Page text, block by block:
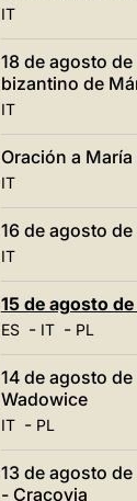
IT
18 de agosto
bizantino de
IT
Oración a
IT
16 de agosto
IT
15 de agosto de
ES- IT- PL
14 de agosto
Wadowice
IT- PL
13 de agosto
- Cracovia